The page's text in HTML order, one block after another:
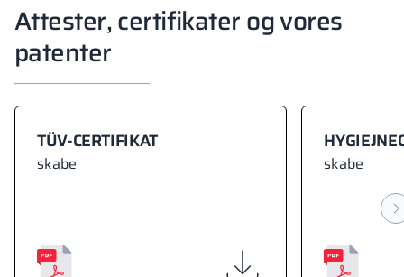
Attester, certifikater og vores
patenter
TÜV-CERTIFIKAT
skabe skabe